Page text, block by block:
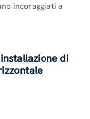
incoraggiati a
di